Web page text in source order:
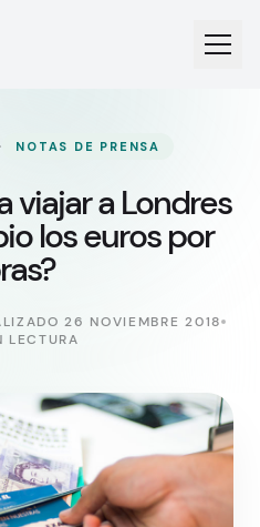
· NOTAS DE PRENSA
viajar a Londres
los euros por
26 NOVIEMBRE 2018
LECTURA